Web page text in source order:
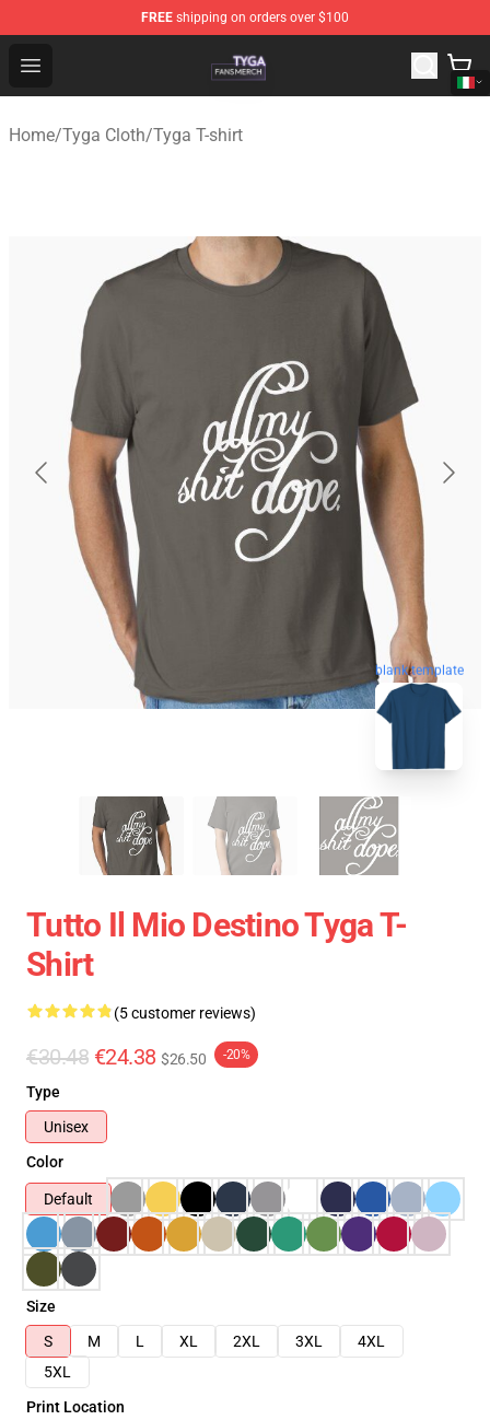
FREE shipping on orders over $100
Open menu
Tyga Shop - Official Tyga Merchandise Store
Home/Tyga Cloth/Tyga T-shirt
blank template
Tutto Il Mio Destino Tyga T-
Shirt
(5 customer reviews)
€30.48 €24.38 $26.50 -20%
Type
Unisex
Color
Default
Size
S
M L XL 2XL 3XL
4XL
5XL
Print Location